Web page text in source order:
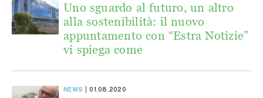
Uno sguardo al futuro, un altro
alla sostenibilità: il nuovo
appuntamento con “Estra Notizie”
vi spiega come
NEWS 01.08.2020